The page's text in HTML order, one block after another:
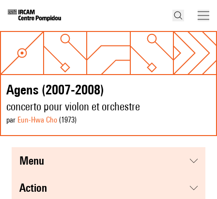
Agens (2007-2008)
concerto pour violon et orchestre
par Eun-Hwa Cho (1973)
menu
action